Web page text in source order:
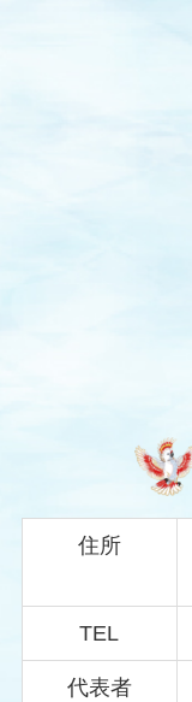
住所
TEL
代表者